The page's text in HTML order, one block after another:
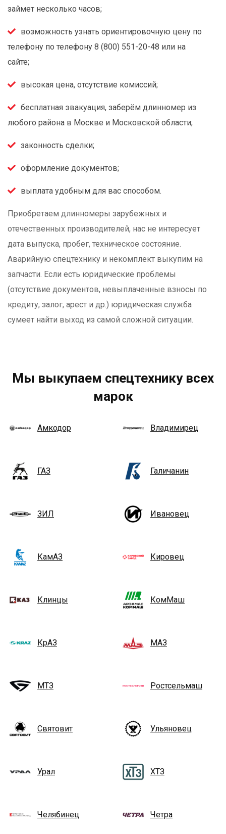
займет несколько часов;
возможность узнать ориентировочную цену по
телефону по телефону 8 (800) 551-20-48 или на
сайте;
высокая цена, отсутствие комиссий;
бесплатная эвакуация, заберём длинномер из
любого района в Москве и Московской области;
законность сделки;
оформление документов;
выплата удобным для вас способом.
Приобретаем длинномеры зарубежных и
отечественных производителей, нас не интересует
дата выпуска, пробег, техническое состояние.
Аварийную спецтехнику и некомплект выкупим на
запчасти. Если есть юридические проблемы
(отсутствие документов, невыплаченные взносы по
кредиту, залог, арест и др.) юридическая служба
сумеет найти выход из самой сложной ситуации.
Мы выкупаем спецтехнику всех
марок
Амкодор Владимирец
ГАЗ Галичанин
ЗИЛ Ивановец
КамАЗ Кировец
Клинцы КомМаш
КрАЗ МАЗ
МТЗ Ростсельмаш
Святовит Ульяновец
Урал ХТЗ
Челябинец Четра